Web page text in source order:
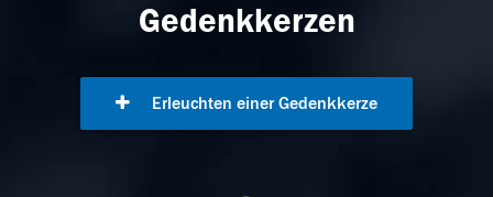
Gedenkkerzen
Erleuchten einer Gedenkkerze